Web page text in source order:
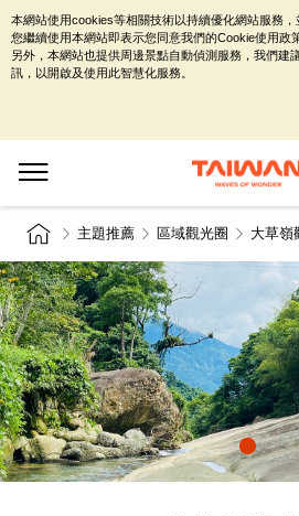
主題推薦 區域觀光圈 大草嶺
本網站使用cookies等相關技術以持續優化網站服務
您繼續使用本網站即表示您同意我們的Cookie使用政策
另外，本網站也提供周邊景點自動偵測服務，我們建
訊，以開啟及使用此智慧化服務。